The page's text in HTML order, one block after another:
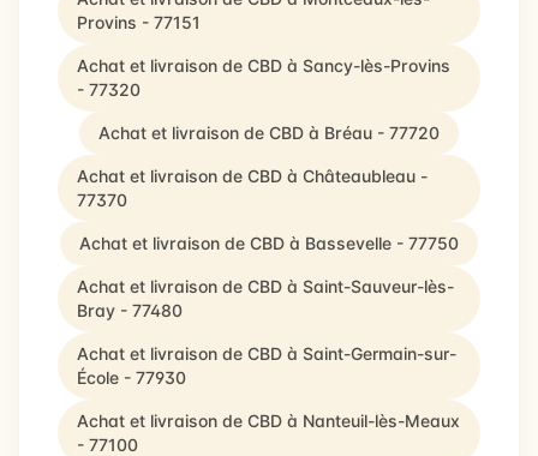
Provins - 77151
Achat et livraison de CBD à Sancy-lès-Provins
- 77320
Achat et livraison de CBD à Bréau - 77720
Achat et livraison de CBD à Châteaubleau -
77370
Achat et livraison de CBD à Bassevelle - 77750
Achat et livraison de CBD à Saint-Sauveur-lès-
Bray - 77480
Achat et livraison de CBD à Saint-Germain-sur-
École - 77930
Achat et livraison de CBD à Nanteuil-lès-Meaux
- 77100